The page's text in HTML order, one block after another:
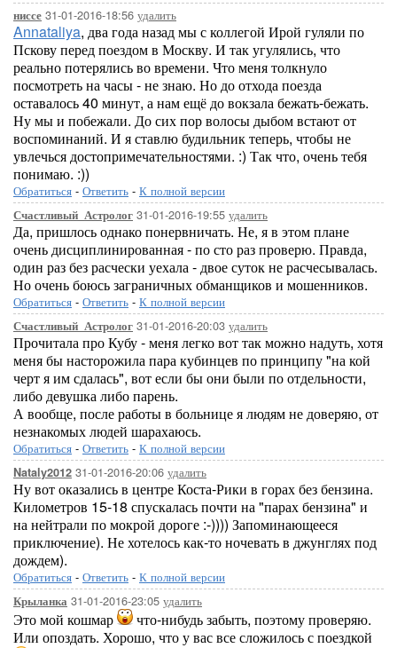
ниссе 31-01-2016-18:56 удалить
Annataliya, два года назад мы с коллегой Ирой гуляли по
Пскову перед поездом в Москву. И так угулялись, что
реально потерялись во времени. Что меня толкнуло
посмотреть на часы - не знаю. Но до отхода поезда
оставалось 40 минут, а нам ещё до вокзала бежать-бежать.
Ну мы и побежали. До сих пор волосы дыбом встают от
воспоминаний. И я ставлю будильник теперь, чтобы не
увлечься достопримечательностями. :) Так что, очень тебя
понимаю. :))
Обратиться - Ответить - К полной версии
Счастливый_Астролог 31-01-2016-19:55 удалить
Да, пришлось однако понервничать. Не, я в этом плане
очень дисциплинированная - по сто раз проверю. Правда,
один раз без расчески уехала - двое суток не расчесывалась.
Но очень боюсь заграничных обманщиков и мошенников.
Обратиться - Ответить - К полной версии
Счастливый_Астролог 31-01-2016-20:03 удалить
Прочитала про Кубу - меня легко вот так можно надуть, хотя
меня бы насторожила пара кубинцев по принципу "на кой
черт я им сдалась", вот если бы они были по отдельности,
либо девушка либо парень.
А вообще, после работы в больнице я людям не доверяю, от
незнакомых людей шарахаюсь.
Обратиться - Ответить - К полной версии
Nataly2012 31-01-2016-20:06 удалить
Ну вот оказались в центре Коста-Рики в горах без бензина.
Километров 15-18 спускалась почти на "парах бензина" и
на нейтрали по мокрой дороге :-)))) Запоминающееся
приключение). Не хотелось как-то ночевать в джунглях под
дождем).
Обратиться - Ответить - К полной версии
Крыланка 31-01-2016-23:05 удалить
Это мой кошмар
что-нибудь забыть, поэтому проверяю.
Или опоздать. Хорошо, что у вас все сложилось с поездкой